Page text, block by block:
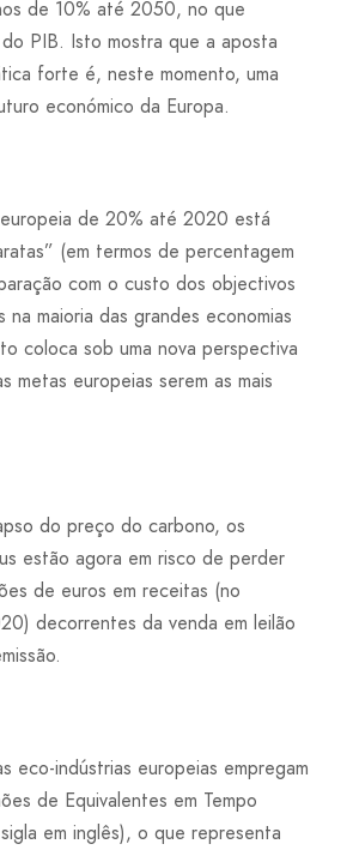
de 10% até 2050, no que
PIB. Isto mostra que a aposta
forte é, neste momento, uma
económico da Europa.
de 20% até 2020 está
(em termos de percentagem
com o custo dos objectivos
na maioria das grandes economias
coloca sob uma nova perspectiva
metas europeias serem as mais
do preço do carbono, os
estão agora em risco de perder
de euros em receitas (no
decorrentes da venda em leilão
eco-indústrias europeias empregam
de Equivalentes em Tempo
em inglês), o que representa